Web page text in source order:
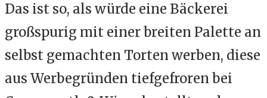
Das ist so, als würde eine Bäckerei
großspurig mit einer breiten Palette an
selbst gemachten Torten werben, diese
aus Werbegründen tiefgefroren bei